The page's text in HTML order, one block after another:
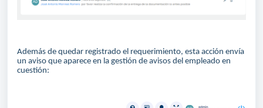
Además de quedar registrado el requerimiento, esta acción envía
un aviso que aparece en la gestión de avisos del empleado en
cuestión: